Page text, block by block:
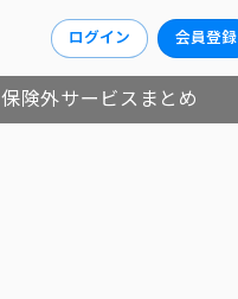
ログイン 会員登録
保険外サービスまとめ